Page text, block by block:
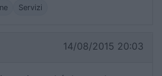
Servizi
14/08/2015 20:03